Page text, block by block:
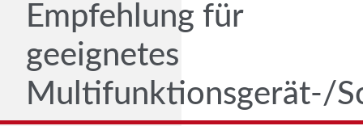
Empfehlung für
geeignetes
Multifunktionsgerät-/